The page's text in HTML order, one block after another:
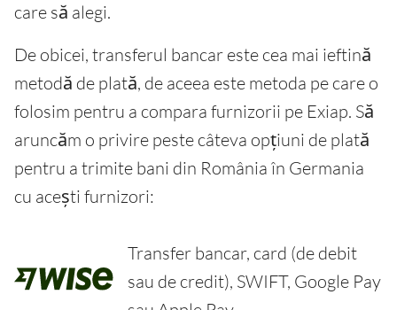
care să alegi.
De obicei, transferul bancar este cea mai ieftină
metodă de plată, de aceea este metoda pe care o
folosim pentru a compara furnizorii pe Exiap. Să
aruncăm o privire peste câteva opțiuni de plată
pentru a trimite bani din România în Germania
cu acești furnizori:
Transfer bancar, card (de debit
sau de credit), SWIFT, Google Pay